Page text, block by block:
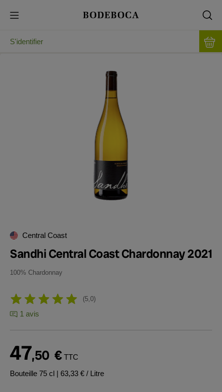
S'identifier
Central Coast
Sandhi Central Coast Chardonnay 2021
100% Chardonnay
5,0
1 avis
47,50 € TTC
Bouteille 75 cl | 63,33 € / Litre